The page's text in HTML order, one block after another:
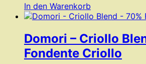
In den Warenkorb
Domori – Criollo
Fondente Criollo